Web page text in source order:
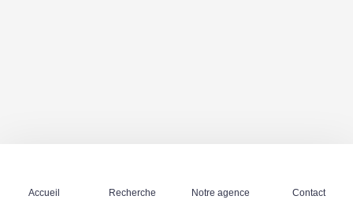
Accueil Recherche Notre agence Contact